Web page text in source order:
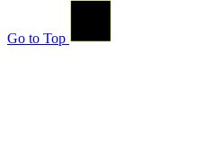
Go to Top